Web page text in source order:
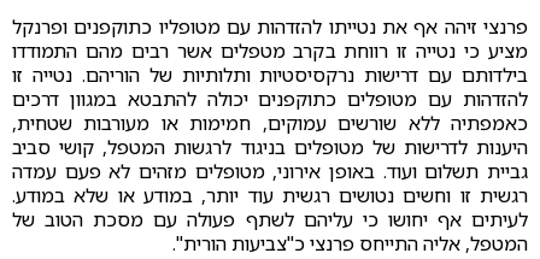
פרנצי זיהה אף את נטייתו להזדהות עם מטופליו כתוקפנים ופרנקל
מציע כי נטייה זו רווחת בקרב מטפלים אשר רבים מהם התמודדו
בילדותם עם דרישות נרקסיסטיות ותלותיות של הוריהם. נטייה זו
להזדהות עם מטופלים כתוקפנים יכולה להתבטא במגוון דרכים
כאמפתיה ללא שורשים עמוקים, חמימות או מעורבות שטחית,
היענות לדרישות של מטופלים בניגוד לרגשות המטפל, קושי סביב
גביית תשלום ועוד. באופן אירוני, מטופלים מזהים לא פעם עמדה
רגשית זו וחשים נטושים רגשית עוד יותר, במודע או שלא במודע.
לעיתים אף יחושו כי עליהם לשתף פעולה עם מסכת הטוב של
המטפל, אליה התייחס פרנצי כ"צביעות הורית".